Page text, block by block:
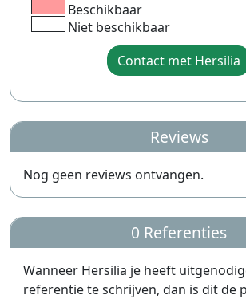
Beschikbaar
Niet beschikbaar
Contact met Hersilia
Reviews
Nog geen reviews ontvangen.
0 Referenties
Wanneer Hersilia je heeft
referentie te schrijven, dan is dit de